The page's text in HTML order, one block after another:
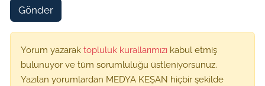
Gönder
Yorum yazarak topluluk kurallarımızı kabul etmiş
bulunuyor ve tüm sorumluluğu üstleniyorsunuz.
Yazılan yorumlardan MEDYA KEŞAN hiçbir şekilde